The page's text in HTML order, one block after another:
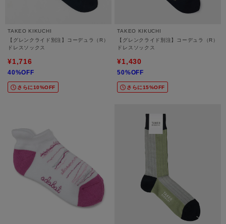
TAKEO KIKUCHI
【グレンクライド別注】コーデュラ（R）
ドレスソックス
¥1,716
40%OFF
さらに10%OFF
TAKEO KIKUCHI
【グレンクライド別注】コーデュラ（R）
ドレスソックス
¥1,430
50%OFF
さらに15%OFF